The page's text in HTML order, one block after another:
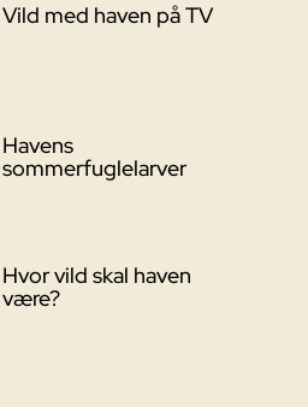
Vild med haven på TV
Havens
sommerfuglelarver
Hvor vild skal haven
være?